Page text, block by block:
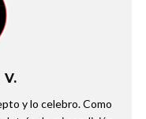
V.
y lo celebro. Como